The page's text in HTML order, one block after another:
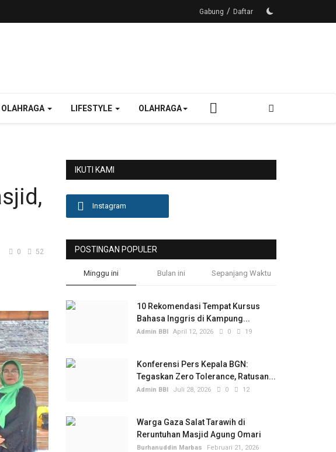
Gabung / Daftar
OLAHRAGA LIFESTYLE OLAHRAGA
0 52
IKUTI KAMI
Instagram
POSTINGAN POPULER
Minggu ini Bulan ini Sepanjang Waktu
10 Rekomendasi Tempat Kursus
Bahasa Inggris di Kampung...
Admin BBI April 12, 2026 0 19
Konferensi Pers Kepala BGN:
Tegaskan Zero Tolerance, Ratusan...
Admin BBI Juli 28, 2026 0 12
Warga Gaza Salat Tarawih di
Reruntuhan Masjid Agung Omari
Burhanuddin Marbas
Februari 21, 2026